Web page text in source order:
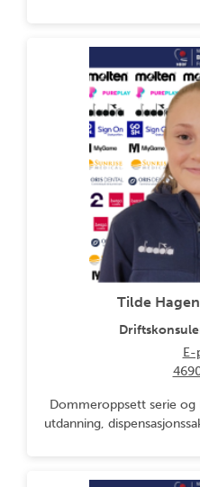
Tilde
E-
Dommeroppsett serie og
utdanning,